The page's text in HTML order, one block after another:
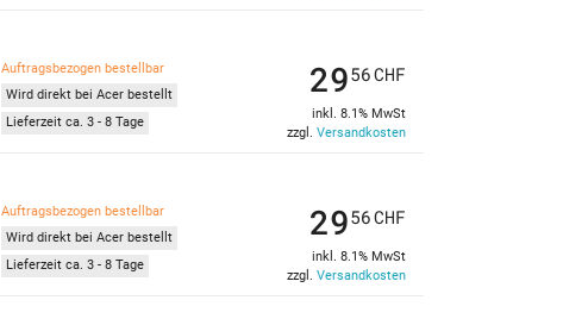
Auftragsbezogen bestellbar
Wird direkt bei Acer bestellt
Lieferzeit ca. 3 - 8 Tage
2956CHF
inkl. 8.1% MwSt
zzgl. Versandkosten
Auftragsbezogen bestellbar
Wird direkt bei Acer bestellt
Lieferzeit ca. 3 - 8 Tage
2956CHF
inkl. 8.1% MwSt
zzgl. Versandkosten